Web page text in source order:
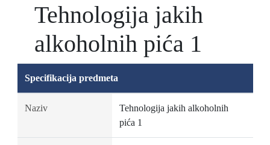
Tehnologija jakih
alkoholnih pića 1
Specifikacija predmeta
Naziv
Tehnologija jakih alkoholnih
pića 1